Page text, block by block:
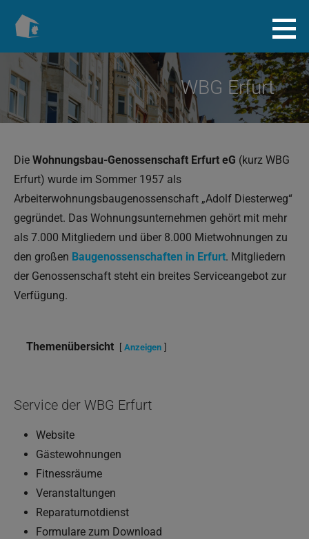
Inhalt
Baugenossenschaft.info
WBG Erfurt
Die Wohnungsbau-Genossenschaft Erfurt eG (kurz WBG
Erfurt) wurde im Sommer 1957 als
Arbeiterwohnungsbaugenossenschaft „Adolf Diesterweg“
gegründet. Das Wohnungsunternehmen gehört mit mehr
als 7.000 Mitgliedern und über 8.000 Mietwohnungen zu
den großen Baugenossenschaften in Erfurt. Mitgliedern
der Genossenschaft steht ein breites Serviceangebot zur
Verfügung.
Themenübersicht Anzeigen
Service der WBG Erfurt
Website
Gästewohnungen
Fitnessräume
Veranstaltungen
Reparaturnotdienst
Formulare zum Download